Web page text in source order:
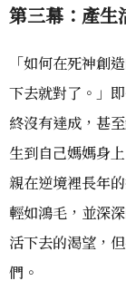
第三幕： 產生
「如何在死神創
下去就對了。」
終沒有達成，甚
生到自己媽媽身
親在逆境裡長年
輕如鴻毛，並深
活下去的渴望，
們。